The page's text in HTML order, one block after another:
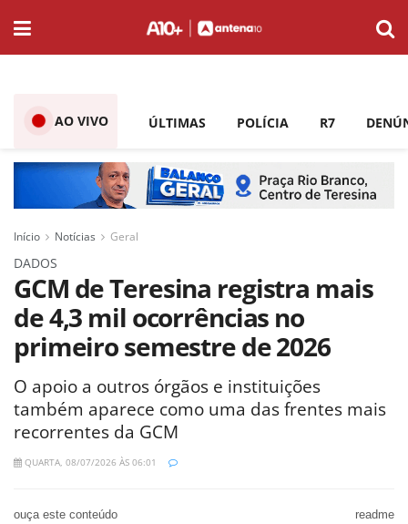
AO VIVO ÚLTIMAS POLÍCIA R7
Início Notícias Geral
DADOS
GCM de Teresina registra mais
de 4,3 mil ocorrências no
primeiro semestre de 2026
O apoio a outros órgãos e instituições
também aparece como uma das frentes mais
recorrentes da GCM
QUARTA, 08/07/2026 ÀS 06:01
ouça este conteúdo readme